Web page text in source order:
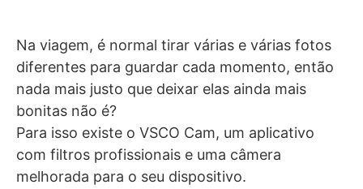
Na viagem, é normal tirar várias e várias fotos
diferentes para guardar cada momento, então
nada mais justo que deixar elas ainda mais
bonitas não é?
Para isso existe o VSCO Cam, um aplicativo
com filtros profissionais e uma câmera
melhorada para o seu dispositivo.